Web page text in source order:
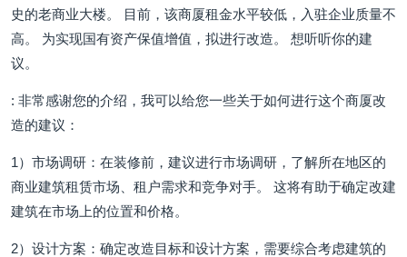
史的老商业大楼。 目前，该商厦租金水平较低，入驻企业质量不
高。 为实现国有资产保值增值，拟进行改造。 想听听你的建
议。
: 非常感谢您的介绍，我可以给您一些关于如何进行这个商厦改
造的建议：
1）市场调研：在装修前，建议进行市场调研，了解所在地区的
商业建筑租赁市场、租户需求和竞争对手。 这将有助于确定改建
建筑在市场上的位置和价格。
2）设计方案：确定改造目标和设计方案，需要综合考虑建筑的